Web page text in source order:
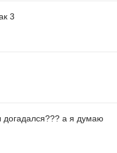
3
догадался??? а я думаю